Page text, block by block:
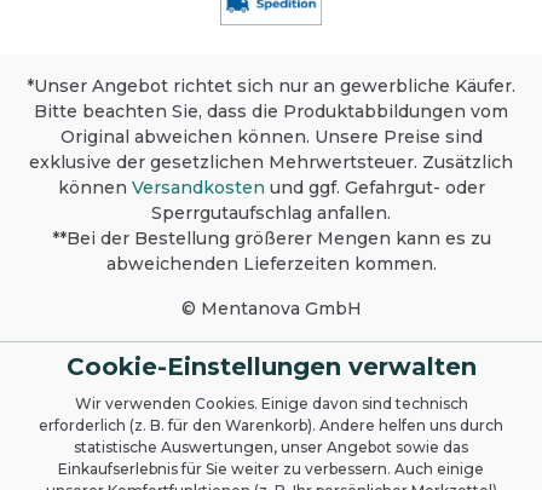
*Unser Angebot richtet sich nur an gewerbliche Käufer.
Bitte beachten Sie, dass die Produktabbildungen vom
Original abweichen können. Unsere Preise sind
exklusive der gesetzlichen Mehrwertsteuer. Zusätzlich
können Versandkosten und ggf. Gefahrgut- oder
Sperrgutaufschlag anfallen.
**Bei der Bestellung größerer Mengen kann es zu
abweichenden Lieferzeiten kommen.
© Mentanova GmbH
Cookie-Einstellungen verwalten
Wir verwenden Cookies. Einige davon sind technisch
erforderlich (z. B. für den Warenkorb). Andere helfen uns durch
statistische Auswertungen, unser Angebot sowie das
Einkaufserlebnis für Sie weiter zu verbessern. Auch einige